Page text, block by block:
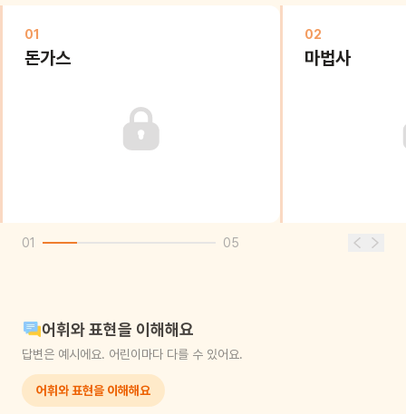
01
돈가스
02
마법사
01 05
어휘와 표현을 이해해요
답변은 예시에요. 어린이마다 다를 수 있어요.
어휘와 표현을 이해해요